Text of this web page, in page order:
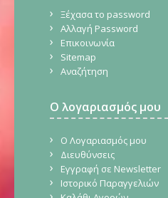
Ξέχασα το password
Αλλαγή Password
Επικοινωνία
Sitemap
Αναζήτηση
Ο λογαριασμός μου
Ο Λογαριασμός μου
Διευθύνσεις
Εγγραφή σε Newsletter
Ιστορικό Παραγγελιών